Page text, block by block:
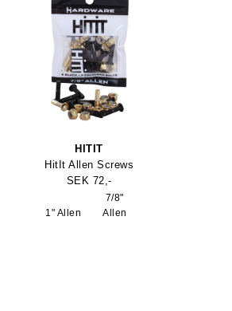
HITIT
HitIt Allen Screws
SEK 72,-
1" Allen
7/8"
Allen